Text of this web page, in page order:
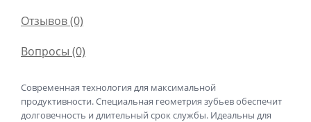
Отзывов (0)
Вопросы (0)
Современная технология для максимальной
продуктивности. Специальная геометрия зубьев обеспечит
долговечность и длительный срок службы. Идеальны для